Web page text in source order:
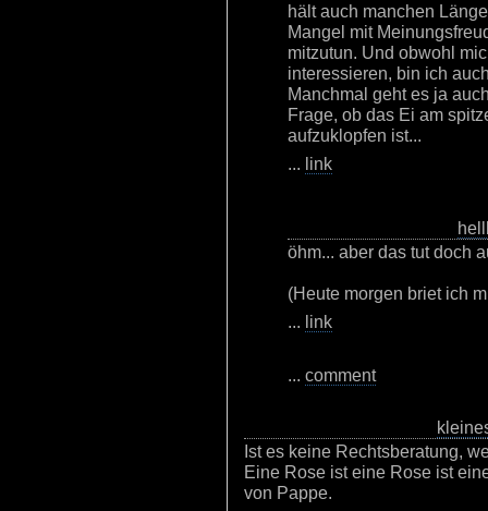
hält auch manchen
Mangel mit
mitzutun. Und obwohl
interessieren, bin ich
Manchmal geht es ja
Frage, ob das Ei am
aufzuklopfen ist...
... link
öhm... aber das tut doch
(Heute morgen briet ich
... link
... comment
Ist es keine Rechtsberatung,
Eine Rose ist eine Rose ist
von Pappe.